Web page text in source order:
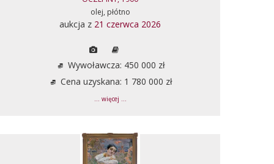
olej, płótno
aukcja z 21 czerwca 2026
Wywoławcza: 450 000 zł
Cena uzyskana: 1 780 000 zł
... więcej ...